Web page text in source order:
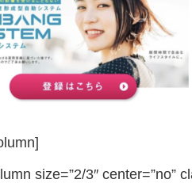
size=”2/3″ center=”no”